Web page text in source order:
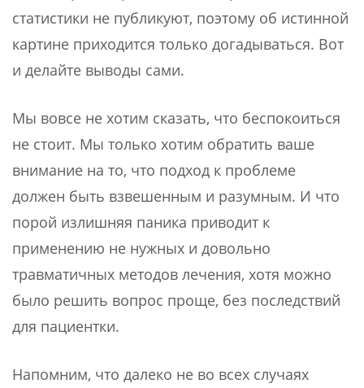
статистики не публикуют, поэтому об истинной
картине приходится только догадываться. Вот
и делайте выводы сами.
Мы вовсе не хотим сказать, что беспокоиться
не стоит. Мы только хотим обратить ваше
внимание на то, что подход к проблеме
должен быть взвешенным и разумным. И что
порой излишняя паника приводит к
применению не нужных и довольно
травматичных методов лечения, хотя можно
было решить вопрос проще, без последствий
для пациентки.
Напомним, что далеко не во всех случаях